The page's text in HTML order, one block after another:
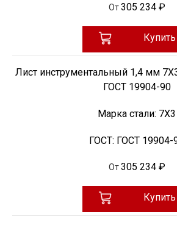
От 305 234 ₽
Купить
Лист инструментальный 1,4 мм
ГОСТ 19904-90
Марка стали: 7Х3
ГОСТ: ГОСТ 19904-
От 305 234 ₽
Купить